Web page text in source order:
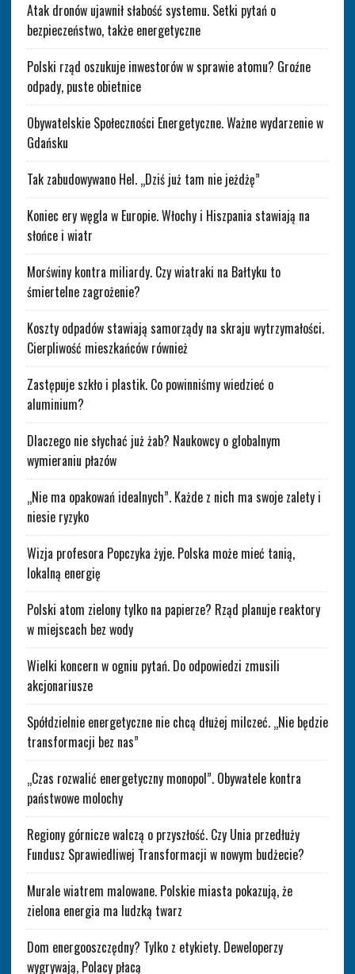
Atak dronów ujawnił słabość systemu. Setki pytań o
bezpieczeństwo, także energetyczne
Polski rząd oszukuje inwestorów w sprawie atomu? Groźne
odpady, puste obietnice
Obywatelskie Społeczności Energetyczne. Ważne wydarzenie w
Gdańsku
Tak zabudowywano Hel. „Dziś już tam nie jeżdżę”
Koniec ery węgla w Europie. Włochy i Hiszpania stawiają na
słońce i wiatr
Morświny kontra miliardy. Czy wiatraki na Bałtyku to
śmiertelne zagrożenie?
Koszty odpadów stawiają samorządy na skraju wytrzymałości.
Cierpliwość mieszkańców również
Zastępuje szkło i plastik. Co powinniśmy wiedzieć o
aluminium?
Dlaczego nie słychać już żab? Naukowcy o globalnym
wymieraniu płazów
„Nie ma opakowań idealnych”. Każde z nich ma swoje zalety i
niesie ryzyko
Wizja profesora Popczyka żyje. Polska może mieć tanią,
lokalną energię
Polski atom zielony tylko na papierze? Rząd planuje reaktory
w miejscach bez wody
Wielki koncern w ogniu pytań. Do odpowiedzi zmusili
akcjonariusze
Spółdzielnie energetyczne nie chcą dłużej milczeć. „Nie będzie
transformacji bez nas”
„Czas rozwalić energetyczny monopol”. Obywatele kontra
państwowe molochy
Regiony górnicze walczą o przyszłość. Czy Unia przedłuży
Fundusz Sprawiedliwej Transformacji w nowym budżecie?
Murale wiatrem malowane. Polskie miasta pokazują, że
zielona energia ma ludzką twarz
Dom energooszczędny? Tylko z etykiety. Deweloperzy
wygrywają, Polacy płacą